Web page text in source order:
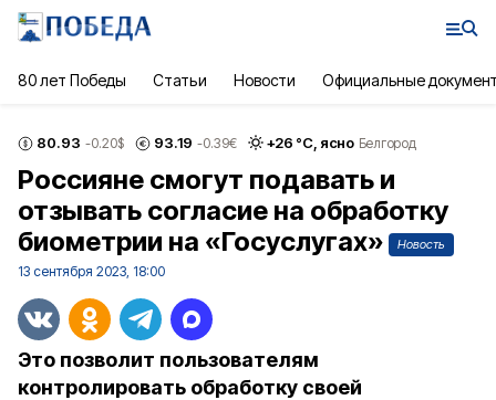
80 лет Победы Статьи Новости Официальные
80.93 -0.20$ 93.19 -0.39€ +26 °С, ясно Белгород
Россияне смогут подавать и
отзывать согласие на обработку
биометрии на «Госуслугах»
Новость
13 сентября 2023, 18:00
Это позволит пользователям
контролировать обработку своей